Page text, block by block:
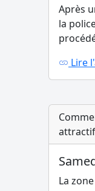
Après
la
Lire
attractif
La